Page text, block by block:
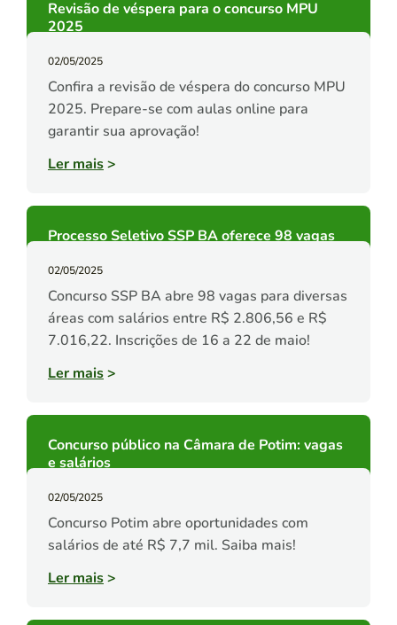
Revisão de véspera para o concurso MPU
2025
02/05/2025
Confira a revisão de véspera do concurso MPU
2025. Prepare-se com aulas online para
garantir sua aprovação!
Ler mais>
Processo Seletivo SSP BA oferece 98 vagas
02/05/2025
Concurso SSP BA abre 98 vagas para diversas
áreas com salários entre R$ 2.806,56 e R$
7.016,22. Inscrições de 16 a 22 de maio!
Ler mais>
Concurso público na Câmara de Potim: vagas
e salários
02/05/2025
Concurso Potim abre oportunidades com
salários de até R$ 7,7 mil. Saiba mais!
Ler mais>